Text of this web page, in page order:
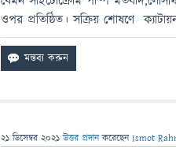
ওপর প্রতিষ্ঠিত। সক্রিয় শোষণে
21 ডিসেম্বর 2021 উত্তর প্রদান করেছেনIsmot